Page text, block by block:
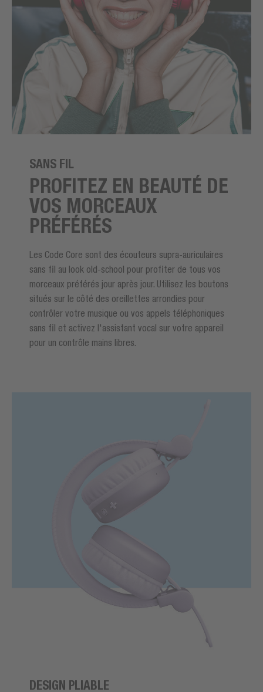
SANS FIL
PROFITEZ EN BEAUTÉ DE
VOS MORCEAUX
PRÉFÉRÉS
Les Code Core sont des écouteurs supra-auriculaires
sans fil au look old-school pour profiter de tous vos
morceaux préférés jour après jour. Utilisez les boutons
situés sur le côté des oreillettes arrondies pour
contrôler votre musique ou vos appels téléphoniques
sans fil et activez l'assistant vocal sur votre appareil
pour un contrôle mains libres.
DESIGN PLIABLE